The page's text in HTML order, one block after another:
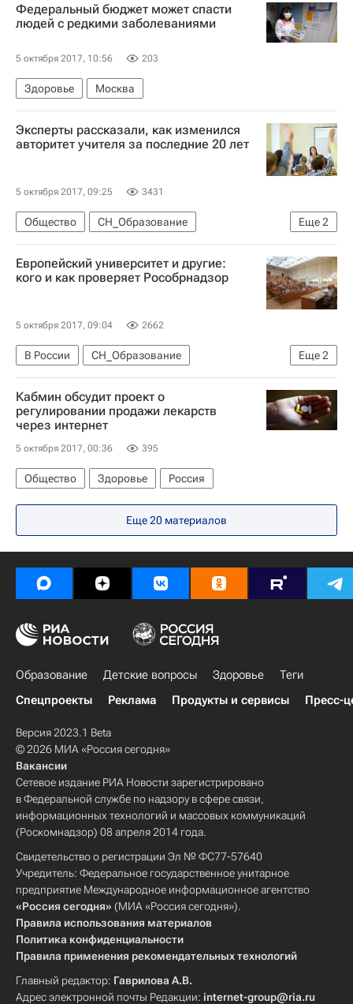
Федеральный бюджет может спасти
людей с редкими заболеваниями
5 октября 2017, 10:56 203
Здоровье Москва
Эксперты рассказали, как изменился
авторитет учителя за последние 20 лет
5 октября 2017, 09:25 3431
Еще2
Общество
СН_Образование
Всемирный день учителя
Россия
Европейский университет и другие:
кого и как проверяет Рособрнадзор
5 октября 2017, 09:04 2662
Еще2
В России
СН_Образование
Федеральная служба по надзору в сфере образования и науки (Рособрнадзор)
Россия
Кабмин обсудит проект о
регулировании продажи лекарств
через интернет
5 октября 2017, 00:36 395
Общество Здоровье Россия
Еще 20 материалов
Образование Детские вопросы Здоровье
Теги
Спецпроекты
Реклама Продукты и сервисы Пресс-
Версия 2023.1 Beta
© 2026 МИА «Россия сегодня»
Вакансии
Сетевое издание РИА Новости зарегистрировано
в Федеральной службе по надзору в сфере связи,
информационных технологий и массовых коммуникаций
(Роскомнадзор) 08 апреля 2014 года.
Свидетельство о регистрации Эл № ФС77-57640
Учредитель: Федеральное государственное унитарное
предприятие Международное информационное агентство
«Россия сегодня» (МИА «Россия сегодня»).
Правила использования материалов
Политика конфиденциальности
Правила применения рекомендательных технологий
Главный редактор: Гаврилова А.В.
Адрес электронной почты Редакции: internet-group@ria.ru